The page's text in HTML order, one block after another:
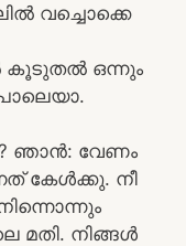
വച്ചൊക്കെ
കൂടുതൽ ഒന്നും
ഞാൻ: വേണം
കേൾക്കു. നീ
മതി. നിങ്ങൾ